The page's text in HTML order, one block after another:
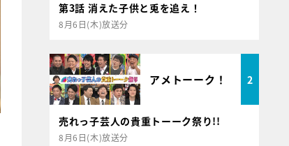
第3話 消えた子供と兎を追え！
8月6日(木)放送分
アメトーーク！ 2
売れっ子芸人の貴重トーーク祭り!!
8月6日(木)放送分